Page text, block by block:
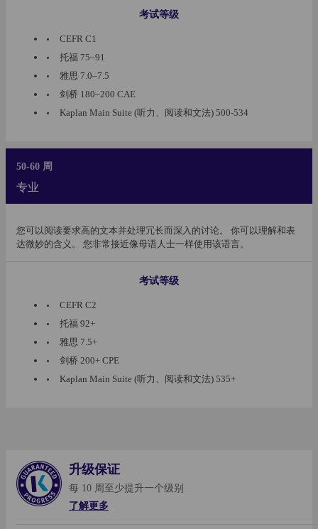
考试等级
CEFR C1
托福 75–91
雅思 7.0–7.5
剑桥 180–200 CAE
Kaplan Main Suite (听力、阅读和文法) 500-534
50-60 周
专业
您可以阅读要求高的文本并处理冗长而深入的讨论。 你可以理解和表
达微妙的含义。 您非常接近像母语人士一样使用该语言。
考试等级
CEFR C2
托福 92+
雅思 7.5+
剑桥 200+ CPE
Kaplan Main Suite (听力、阅读和文法) 535+
升级保证
每 10 周至少提升一个级别
了解更多